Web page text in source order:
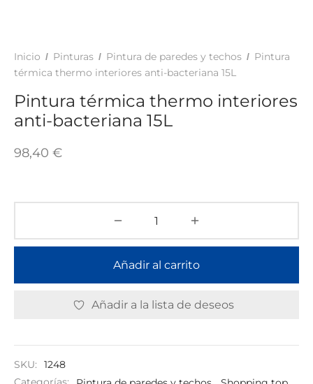
Inicio / Pinturas / Pintura de paredes y techos / Pintura
térmica thermo interiores anti-bacteriana 15L
Pintura térmica thermo interiores
anti-bacteriana 15L
98,40 €
Añadir al carrito
Añadir a la lista de deseos
SKU:
1248
TINTES Y MANUALIDADES